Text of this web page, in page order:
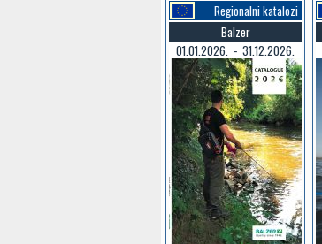
Regionalni katalozi
Balzer
01.01.2026. - 31.12.2026.